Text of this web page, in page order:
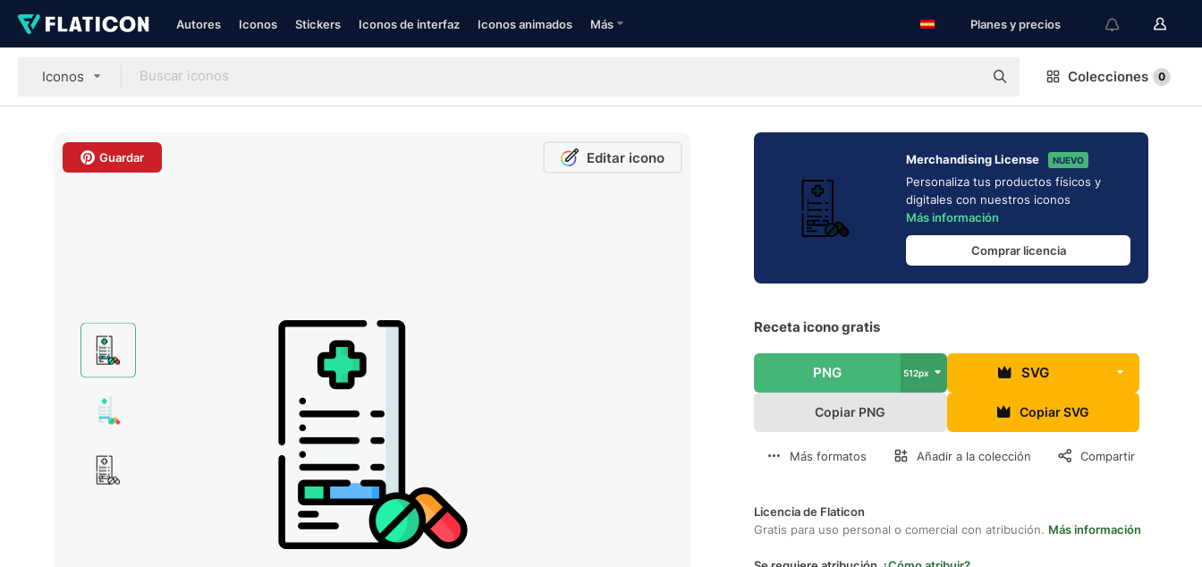
Autores Iconos Stickers Iconos de interfaz Iconos animados Más Planes y precios
Iconos Colecciones 0
Guardar Editar icono Merchandising License NUEVO
Personaliza tus productos físicos y
digitales con nuestros iconos
Más información
Comprar licencia
Receta icono gratis
PNG 512px SVG
Copiar PNG Copiar SVG
Más formatos Añadir a la colección Compartir
Licencia de Flaticon
Gratis para uso personal o comercial con atribución. Más información